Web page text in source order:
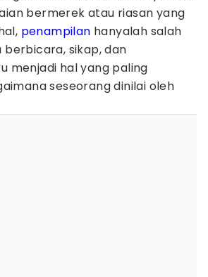
bermerek atau riasan yang
penampilan hanyalah salah
sikap, dan
menjadi hal yang paling
seseorang dinilai oleh